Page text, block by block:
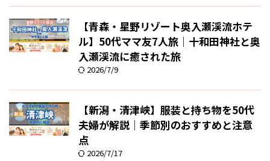
【青森・星野リゾート奥入瀬渓流ホテ
ル】50代ママ友7人旅｜十和田神社と奥
入瀬渓流に癒された旅
2026/7/9
【新潟・清津峡】服装と持ち物を50代
夫婦が解説｜季節別のおすすめと注意
点
2026/7/17